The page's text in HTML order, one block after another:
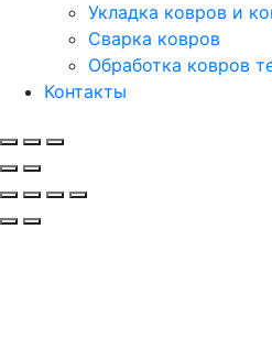
Укладка ковров и
Сварка ковров
Обработка ковров
Контакты